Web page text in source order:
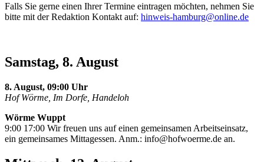
Falls Sie gerne einen Ihrer Termine eintragen möchten, nehmen Sie
bitte mit der Redaktion Kontakt auf: hinweis-hamburg@online.de
Samstag, 8. August
8. August, 09:00 Uhr
Hof Wörme, Im Dorfe, Handeloh
Wörme Wuppt
9:00 17:00 Wir freuen uns auf einen gemeinsamen Arbeitseinsatz,
ein gemeinsames Mittagessen. Anm.: info@hofwoerme.de an.